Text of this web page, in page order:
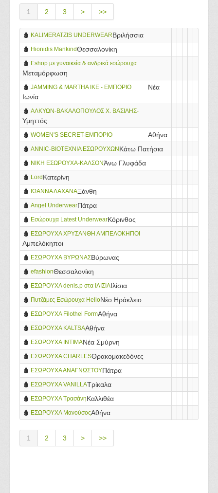
1 2 3 > >>
KALIMERATZIS UNDERWEARΒριλήσσια
Hionidis MankindΘεσσαλονίκη
Eshop με γυναικεία & ανδρικά εσώρουχα
Μεταμόρφωση
JAMMING & MARTHA ΙΚΕ - ΕΜΠΟΡΙΟ
ΕΣΩΡΟΥΧΩΝ - ΝΕΑ ΙΩΝΙΑ
Νέα
Ιωνία
ΑΛΚΥΩΝ-ΒΑΚΑΛΟΠΟΥΛΟΣ Χ. ΒΑΣΙΛΗΣ-
ΠΑΙΔΙΚΑ & ΒΡΕΦΙΚΑ ΕΣΩΡΟΥΧΑ
Υμηττός
WOMEN'S SECRET-ΕΜΠΟΡΙΟ
Αθήνα
ANNIC-ΒΙΟΤΕΧΝΙΑ ΕΣΩΡΟΥΧΩΝ Κάτω Πατήσια
ΝΙΚΗ ΕΣΩΡΟΥΧΑ-ΚΑΛΣΟΝΆνω Γλυφάδα
Lord Κατερίνη
ΙΩΑΝΝΑ ΛΑΧΑΝΑΞάνθη
Angel UnderwearΠάτρα
Εσώρουχα Latest UnderwearΚόρινθος
ΕΣΩΡΟΥΧΑ ΧΡΥΣΑΝΘΗ ΑΜΠΕΛΟΚΗΠΟΙ
Αμπελόκηποι
ΕΣΩΡΟΥΧΑ ΒΥΡΩΝΑΣΒύρωνας
efashionΘεσσαλονίκη
ΕΣΩΡΟΥΧΑ denis.p στα ΙΛΙΣΙΑΙλίσια
Πυτζάμες Εσώρουχα HelloΝέο Ηράκλειο
ΕΣΩΡΟΥΧΑ Filothei FormΑθήνα
ΕΣΩΡΟΥΧΑ KALTSAΑθήνα
ΕΣΩΡΟΥΧΑ INTIMAΝέα Σμύρνη
ΕΣΩΡΟΥΧΑ CHARLESΘρακομακεδόνες
ΕΣΩΡΟΥΧΑ ΑΝΑΓΝΩΣΤΟΥΠάτρα
ΕΣΩΡΟΥΧΑ VANILLAΤρίκαλα
ΕΣΩΡΟΥΧΑ ΤρασάνηΚαλλιθέα
ΕΣΩΡΟΥΧΑ ΜανούσοςΑθήνα
1 2 3 > >>